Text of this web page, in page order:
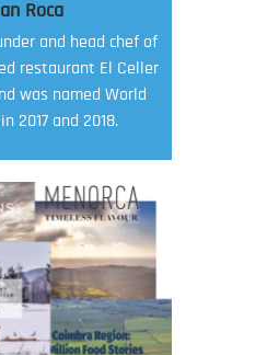
Roca
and head chef of
restaurant El Celler
was named World
2017 and 2018.